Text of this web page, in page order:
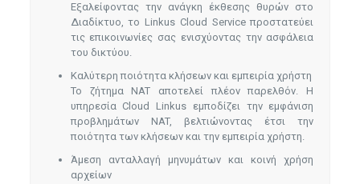
Εξαλείφοντας την ανάγκη έκθεσης θυρών στο
Διαδίκτυο, το Linkus Cloud Service προστατεύει
τις επικοινωνίες σας ενισχύοντας την ασφάλεια
του δικτύου.
Καλύτερη ποιότητα κλήσεων και εμπειρία χρήστη
Το ζήτημα NAT αποτελεί πλέον παρελθόν. Η
υπηρεσία Cloud Linkus εμποδίζει την εμφάνιση
προβλημάτων NAT, βελτιώνοντας έτσι την
ποιότητα των κλήσεων και την εμπειρία χρήστη.
Άμεση ανταλλαγή μηνυμάτων και κοινή χρήση
αρχείων